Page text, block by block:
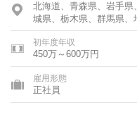
北海道、青森県、岩手
城県、栃木県、群馬県
山県、石川県、福井県
県、愛知県、三重県、滋
県、和歌山県、鳥取県、
県、香川県、愛媛県、
県、大分県、宮崎県、鹿
初年度年収
450万～600万円
雇用形態
正社員